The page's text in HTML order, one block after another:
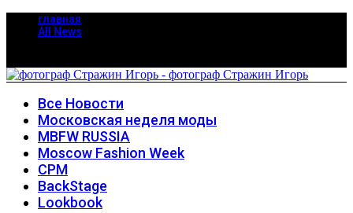
главная
All News
Все Новости
Московская неделя моды
MBFW RUSSIA
Moscow Fashion Week
CPM
BackStage
Lookbook